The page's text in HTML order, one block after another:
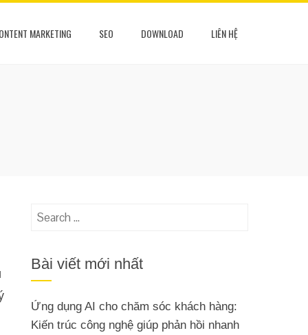
MARKETING SEO DOWNLOAD LIÊN HỆ
Search
Bài viết mới nhất
Ứng dụng AI cho chăm sóc khách hàng:
Kiến trúc công nghệ giúp phản hồi nhanh